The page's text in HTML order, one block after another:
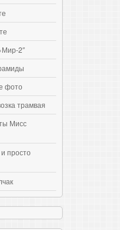
2″
фото
трамвая
Мисс
просто